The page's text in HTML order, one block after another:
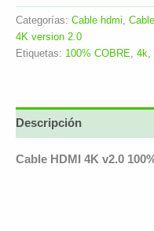
Categorías: Cable hdmi,
4K version 2.0
Etiquetas: 100% COBRE, 4k,
Descripción
Cable HDMI 4K v2.0